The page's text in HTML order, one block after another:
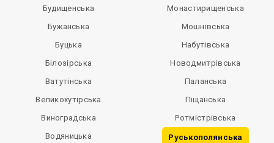
Будищенська
Бужанська
Буцька
Білозірська
Ватутінська
Великохутірська
Виноградська
Водяницька
Монастирищенська
Мошнівська
Набутівська
Новодмитрівська
Паланська
Піщанська
Ротмістрівська
Руськополянська